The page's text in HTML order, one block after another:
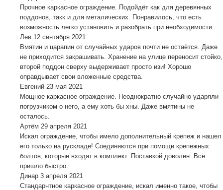
Прочное каркасное ограждение. Подойдёт как для деревянных
поддонов, такк и для металических. Понравилось, что есть
возможность легко установить и разобрать при необходимости.
Лев 12 сентября 2021
Вмятин и царапин от случайных ударов почти не остаётся. Даже
не приходится закрашивать. Хранение на улице переносит стойко,
второй поддон сверху выдерживает просто изи! Хорошо
оправдывает свои вложенные средства.
Евгений 23 мая 2021
Мощное каркасное ограждение. Неоднократно случайно ударяли
погрузчиком о него, а ему хоть бы хны. Даже вмятины не
осталось.
Артём 29 апреля 2021
Искал ограждение, чтобы имело дополнительный крепеж и нашел
его только на рускладе! Соединяются при помощи крепежных
болтов, которые входят в комплект. Поставкой доволен. Всё
пришло быстро.
Динар 3 апреля 2021
Стандарнтное каркасное ограждение, искал именно такое, чтобы